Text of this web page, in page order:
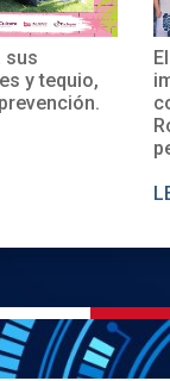
sus
y tequio,